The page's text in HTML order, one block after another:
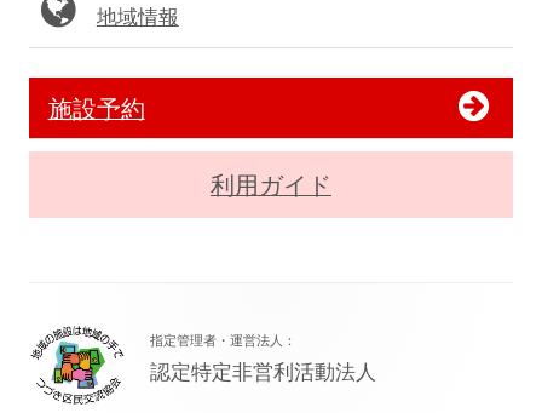
地域情報
施設予約
利用ガイド
ッ
タ
指定管理者・運営法人：
認定特定非営利活動法人